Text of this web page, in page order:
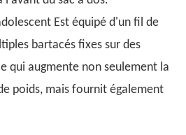
Est équipé d'un fil de
bartacés fixes sur des
qui augmente non seulement la
poids, mais fournit également